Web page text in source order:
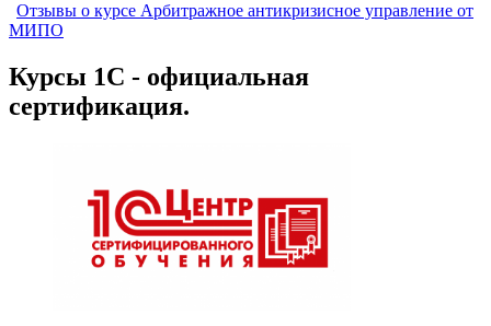
Отзывы о курсе Арбитражное антикризисное управление от
МИПО
Курсы 1С - официальная
сертификация.